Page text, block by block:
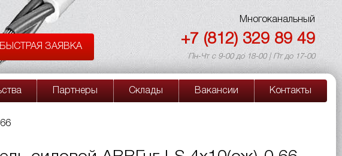
БЫСТРАЯ ЗАЯВКА
Многоканальный
+7 (812) 329 89 49
Пн-Чт с 9-00 до 18-00 | Пт до 17-00
Партнеры Склады Вакансии Контакты